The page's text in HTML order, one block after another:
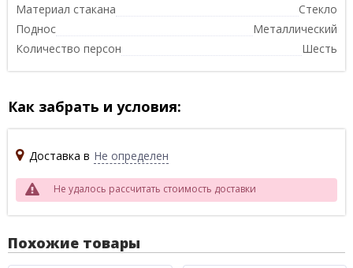
Материал стакана
Стекло
Поднос
Металлический
Количество персон
Шесть
Как забрать и условия:
Доставка в Не определен
Не удалось рассчитать стоимость доставки
Похожие товары